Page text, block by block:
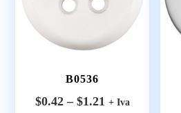
B0536
$0.42 – $1.21 + Iva